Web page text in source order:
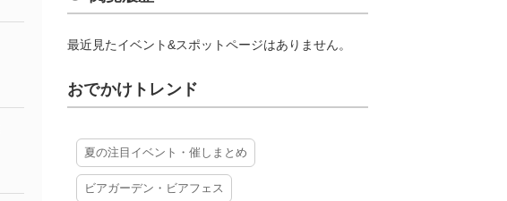
最近見たイベント&スポットページはありません。
おでかけトレンド
夏の注目イベント・催しまとめ
ビアガーデン・ビアフェス